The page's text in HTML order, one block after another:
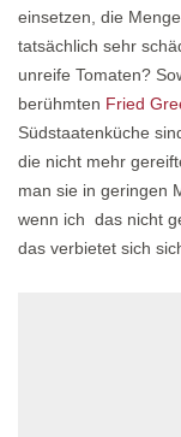
einsetzen, die
tatsächlich sehr
unreife Tomaten?
berühmten Fried
Südstaatenküche
die nicht mehr
man sie in geringen
wenn ich das nicht
das verbietet sich